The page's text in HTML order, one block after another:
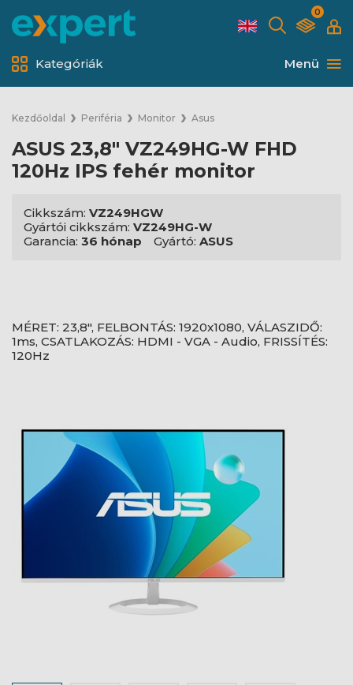
0
Menü
Kategóriák
Kezdőoldal Periféria Monitor Asus
ASUS 23,8" VZ249HG-W FHD
120Hz IPS fehér monitor
Cikkszám: VZ249HGW
Gyártói cikkszám: VZ249HG-W
Garancia: 36 hónap Gyártó: ASUS
MÉRET: 23,8", FELBONTÁS: 1920x1080, VÁLASZIDŐ:
1ms, CSATLAKOZÁS: HDMI - VGA - Audio, FRISSÍTÉS:
120Hz